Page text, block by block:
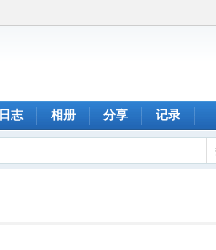
日志 相册 分享 记录